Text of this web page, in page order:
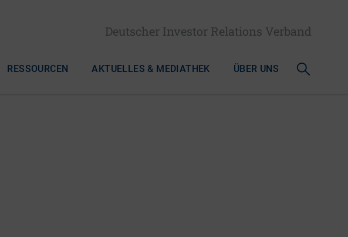
Deutscher Investor Relations Verband
RESSOURCEN AKTUELLES & MEDIATHEK ÜBER UNS